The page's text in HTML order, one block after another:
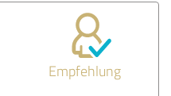
Empfehlung